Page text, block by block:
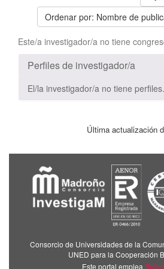
Ordenar por: Nombre de
Este/a investigador/a no tiene
Perfiles de investigador/a
El/la investigador/a no tiene perfiles.
Última actualización
Consorcio de Universidades de la
UNED para la Cooperación
Este portal emplea